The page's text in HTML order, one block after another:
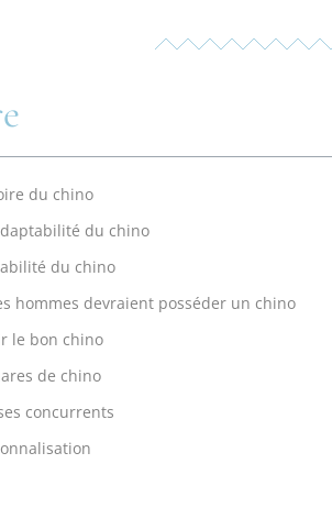
du chino
du chino
du chino
hommes devraient posséder un chino
le bon chino
de chino
concurrents